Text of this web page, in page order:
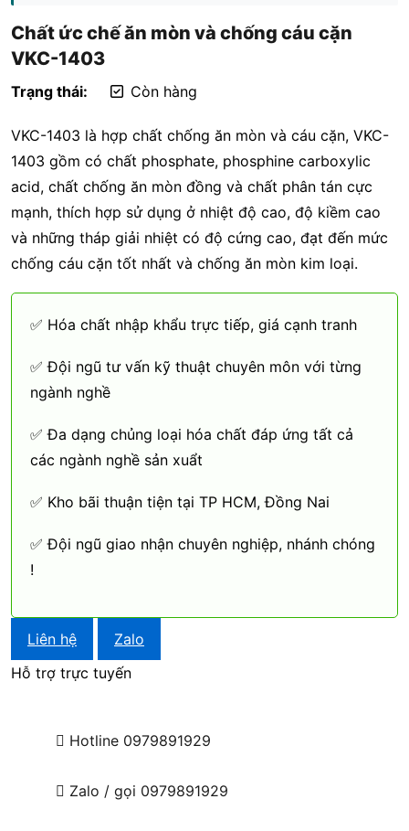
Chất ức chế ăn mòn và chống cáu cặn
VKC-1403
Trạng thái: Còn hàng
VKC-1403 là hợp chất chống ăn mòn và cáu cặn, VKC-
1403 gồm có chất phosphate, phosphine carboxylic
acid, chất chống ăn mòn đồng và chất phân tán cực
mạnh, thích hợp sử dụng ở nhiệt độ cao, độ kiềm cao
và những tháp giải nhiệt có độ cứng cao, đạt đến mức
chống cáu cặn tốt nhất và chống ăn mòn kim loại.
✅ Hóa chất nhập khẩu trực tiếp, giá cạnh tranh
✅ Đội ngũ tư vấn kỹ thuật chuyên môn với từng
ngành nghề
✅ Đa dạng chủng loại hóa chất đáp ứng tất cả
các ngành nghề sản xuẩt
✅ Kho bãi thuận tiện tại TP HCM, Đồng Nai
✅ Đội ngũ giao nhận chuyên nghiệp, nhánh chóng
!
Liên hệ
Zalo
Hỗ trợ trực tuyến
Hotline 0979891929
Zalo / gọi 0979891929